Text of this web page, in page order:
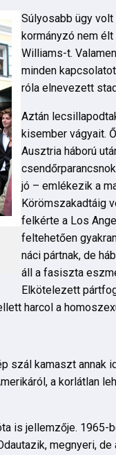
Súlyosabb ügy
kormányzó nem
Williams-t.
minden
róla elnevezett
Aztán
kisember vágyait.
Ausztria háború
jó – emlékezik a
Körömszakadtáig
felkérte a Los
feltehetően
náci pártnak, de
áll a fasiszta
Elkötelezett
harcol a
szál kamaszt annak
a korlátlan
is jellemzője. 1965-
megnyeri,